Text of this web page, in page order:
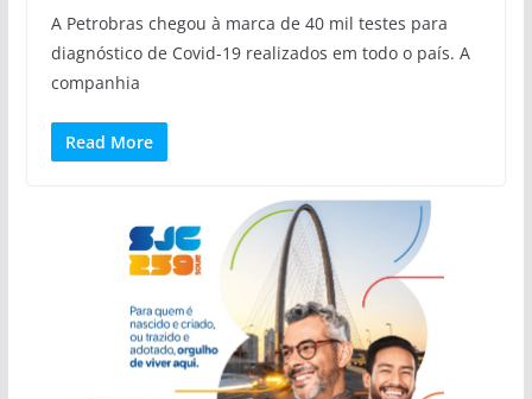
A Petrobras chegou à marca de 40 mil testes para
diagnóstico de Covid-19 realizados em todo o país. A
companhia
Read More